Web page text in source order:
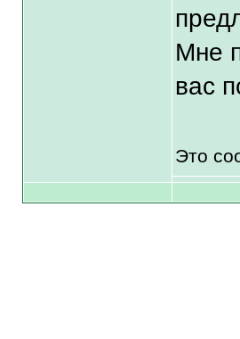
Мне
вас
Это